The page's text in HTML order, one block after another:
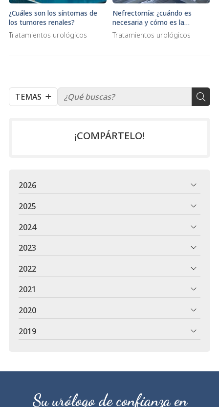
TEMAS
¿Cuáles son los síntomas de
los tumores renales?
Tratamientos urológicos
Nefrectomía: ¿cuándo es
necesaria y cómo es la
recuperación?
Tratamientos urológicos
¡COMPÁRTELO!
2026
2025
2024
2023
2022
2021
2020
2019
Su urólogo de confianza en